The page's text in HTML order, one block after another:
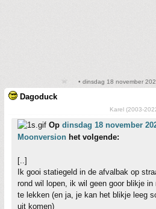
• dinsdag 18 november
Dagoduck
Karel (2003-
Op dinsdag 18 november
Moonversion het volgende:
[..]
Ik gooi statiegeld in de afvalbak op
rond wil lopen, ik wil geen goor blikje
te lekken (en ja, je kan het blikje leeg
uit komen)